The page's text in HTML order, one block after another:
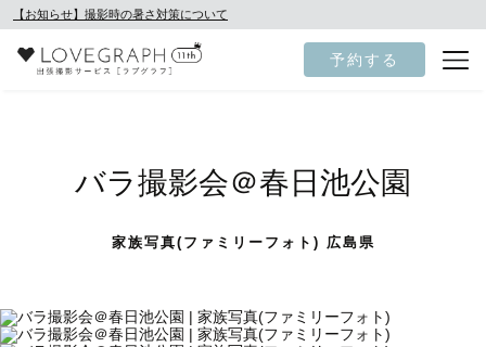
【お知らせ】撮影時の暑さ対策について
予約する
バラ撮影会＠春日池公園
家族写真(ファミリーフォト) 広島県